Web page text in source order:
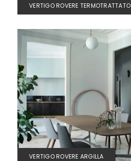
VERTIGO ROVERE TERMOTRATTATO
VERTIGO ROVERE ARGILLA